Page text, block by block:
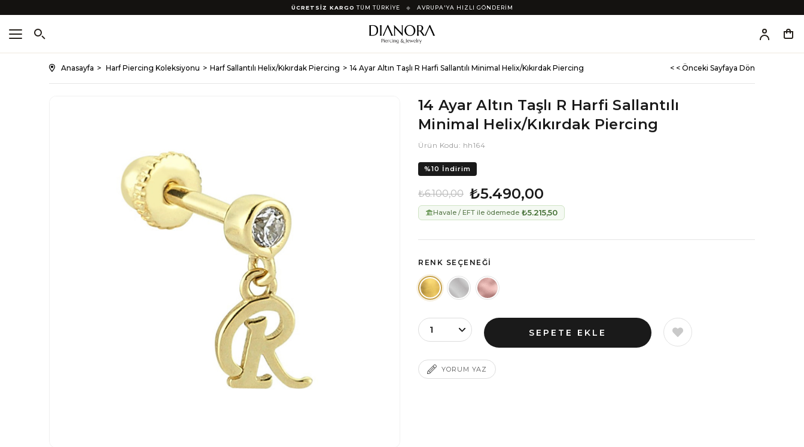
ÜCRETSİZ KARGO TÜM TÜRKİYE ◆ AVRUPA'YA HIZLI GÖNDERİM
Anasayfa Harf Piercing Koleksiyonu Harf Sallantılı Helix/Kıkırdak Piercing 14 Ayar Altın Taşlı R Harfi Sallantılı Minimal Helix/Kıkırdak Piercing < < Önceki Sayfaya Dön
14 Ayar Altın Taşlı R Harfi Sallantılı
Minimal Helix/Kıkırdak Piercing
Ürün Kodu: hh164
%10 İndirim
₺6.100,00 ₺5.490,00
Havale / EFT ile ödemede ₺5.215,50
RENK SEÇENEĞI
YORUM YAZ